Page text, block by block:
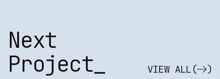
Next
Project_
VIEW ALL( )